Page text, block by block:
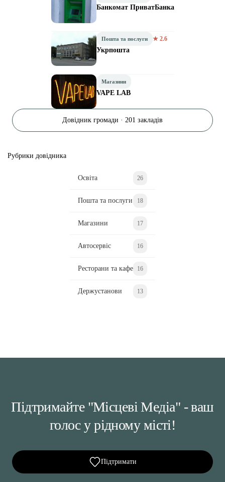
Банкомат ПриватБанка
Пошта та послуги ★ 2.6
Укрпошта
Магазини
VAPE LAB
Довідник громади · 201 закладів
Рубрики довідника
Освіта 26
Пошта та послуги 18
Магазини 17
Автосервіс 16
Ресторани та кафе 16
Держустанови 13
Підтримайте "Місцеві Медіа" - ваш
голос у рідному місті!
Підтримати